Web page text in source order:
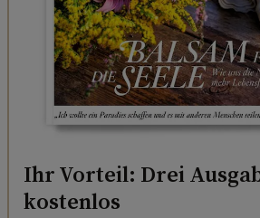
Ihr Vorteil: Drei
kostenlos